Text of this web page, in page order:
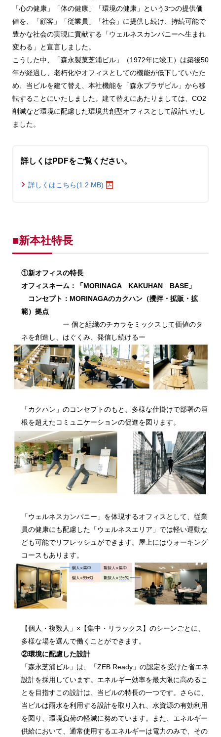
「心の健康」「体の健康」「環境の健康」という3つの提供価
値を、「顧客」「従業員」「社会」に提供し続け、持続可能で
豊かな社会の実現に貢献する「ウェルネスカンパニーへ生まれ
変わる」と宣言しました。
こうした中、「森永製菓芝浦ビル」（1972年に竣工）は築後50
年が経過し、老朽化やオフィスとしての機能が低下していたた
め、当ビルを建て替え、本社機能を「森永プラザビル」から移
転することにいたしました。建て替えにあたりましては、CO2
削減など環境に配慮した環境共創型オフィスとして設計いたし
ました。
詳しくはPDFをご覧ください。
詳しくはこちら(1.2 MB)
■新本社特長
①新オフィスの特長
オフィスネーム：「MORINAGA KAKUHAN BASE」
コンセプト：MORINAGAのカクハン（攪拌・拡販・拡
範）拠点
ー 個と組織のチカラをミックスして価値のタ
ネを創造し、はぐくみ、発信し続けるー
「カクハン」のコンセプトのもと、多様な仕掛けで部署の垣
根を超えたコミュニケーションの促進を図ります。
「ウェルネスカンパニー」を体現するオフィスとして、従業
員の健康にも配慮した「ウェルネスエリア」では軽い運動な
ども可能でリフレッシュができます。屋上にはウォーキング
コースもあります。
【個人・複数人」×【集中・リラックス】のシーンごとに、
多様な場を選んで働くことができます。
②環境に配慮した設計
「森永芝浦ビル」は、「ZEB Ready」の認定を受けた省エネ
設計を採用しています。エネルギー効率を最大限に高めるこ
とを目指すこの設計は、当ビルの特長の一つです。さらに、
当ビルは雨水を利用する設計を取り入れ、水資源の有効利用
を図り、環境負荷の軽減に努めています。また、エネルギー
供給において、通常使用するエネルギーは電力のみで、その